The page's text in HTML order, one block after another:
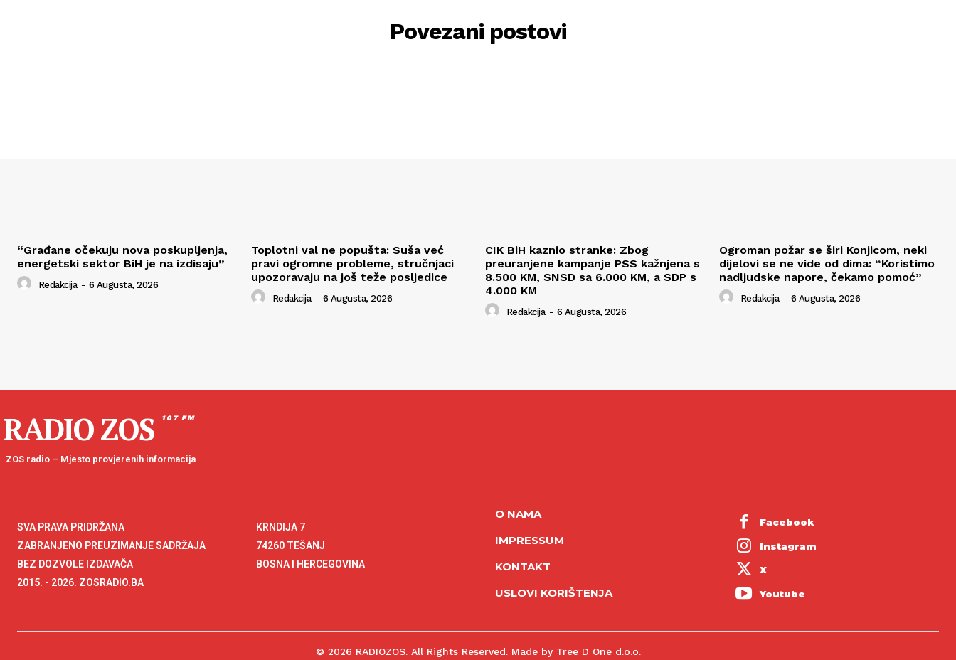
Povezani postovi
“Građane očekuju nova poskupljenja,
energetski sektor BiH je na izdisaju”
Redakcija - 6 Augusta, 2026
Toplotni val ne popušta: Suša već
pravi ogromne probleme, stručnjaci
upozoravaju na još teže posljedice
Redakcija - 6 Augusta, 2026
CIK BiH kaznio stranke: Zbog
preuranjene kampanje PSS kažnjena s
8.500 KM, SNSD sa 6.000 KM, a SDP s
4.000 KM
Redakcija - 6 Augusta, 2026
Ogroman požar se širi Konjicom, neki
dijelovi se ne vide od dima: “Koristimo
nadljudske napore, čekamo pomoć”
Redakcija - 6 Augusta, 2026
RADIO ZOS 107 FM
ZOS radio – Mjesto provjerenih informacija
SVA PRAVA PRIDRŽANA
ZABRANJENO PREUZIMANJE SADRŽAJA
BEZ DOZVOLE IZDAVAČA
2015. - 2026. ZOSRADIO.BA
KRNDIJA 7
74260 TEŠANJ
BOSNA I HERCEGOVINA
O NAMA
IMPRESSUM
KONTAKT
USLOVI KORIŠTENJA
Facebook
Instagram
X
Youtube
© 2026 RADIOZOS. All Rights Reserved. Made by Tree D One d.o.o.